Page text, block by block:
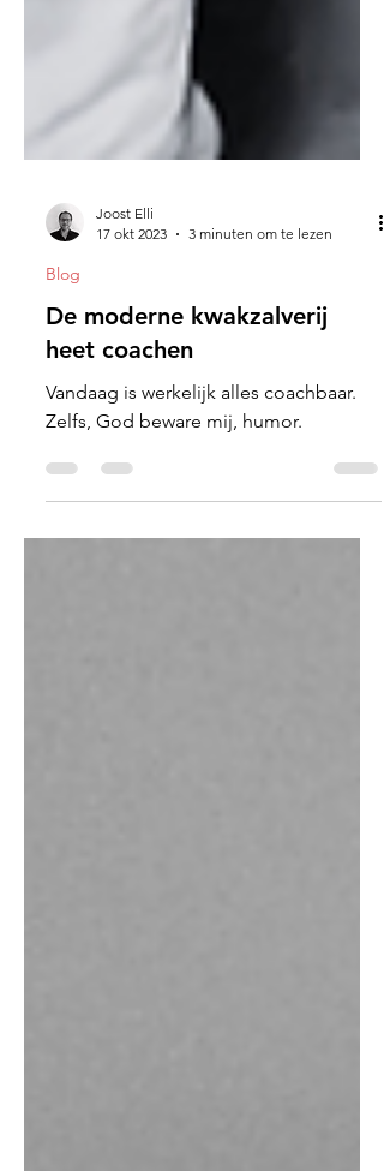
17 okt 2023
3 minuten om te lezen
Blog
De moderne kwakzalverij
heet coachen
Vandaag is werkelijk alles coachbaar.